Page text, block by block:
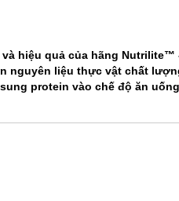
hiệu quả của hãng
liệu thực vật chất
protein vào chế độ ăn